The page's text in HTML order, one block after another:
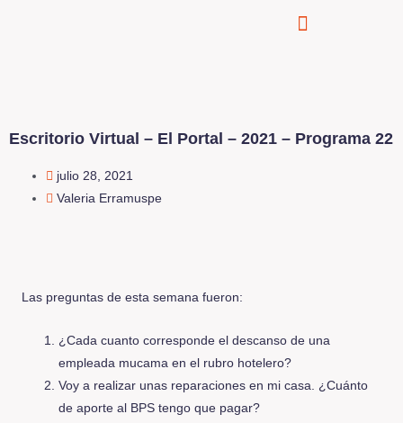
Escritorio Virtual – El Portal – 2021 – Programa 22
julio 28, 2021
Valeria Erramuspe
Las preguntas de esta semana fueron:
¿Cada cuanto corresponde el descanso de una
empleada mucama en el rubro hotelero?
Voy a realizar unas reparaciones en mi casa. ¿Cuánto
de aporte al BPS tengo que pagar?